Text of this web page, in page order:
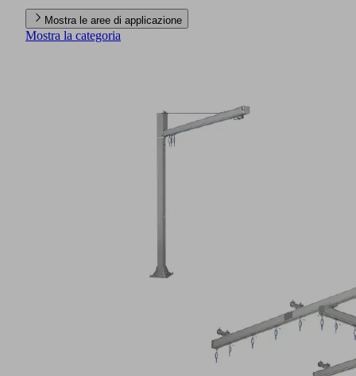
Mostra le aree di applicazione
Mostra la categoria